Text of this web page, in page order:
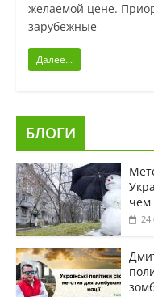
желаемой цене.
зарубежные
Далее...
БЛОГИ
чем